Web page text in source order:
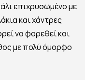
επιχρυσωμένο με
και χάντρες
να φορεθεί και
με πολύ όμορφο